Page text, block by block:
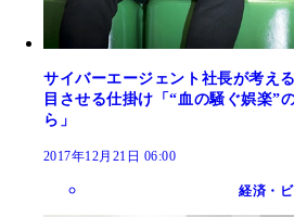
サイバーエージェント社長が考え
目させる仕掛け「“血の騒ぐ娯楽”
ら」
2017年12月21日 06:00
経済・